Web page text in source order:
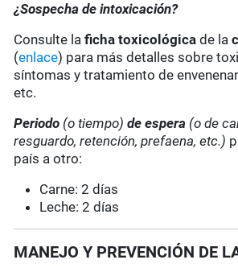
¿Sospecha de intoxicación?
Consulte laficha toxicológica de la
(enlace) para más detalles sobre
síntomas y tratamiento de
etc.
Periodo (o tiempo) de espera (o de
resguardo, retención, prefaena, etc.)
país a otro:
Carne: 2 días
Leche: 2 días
MANEJO Y PREVENCIÓN DE